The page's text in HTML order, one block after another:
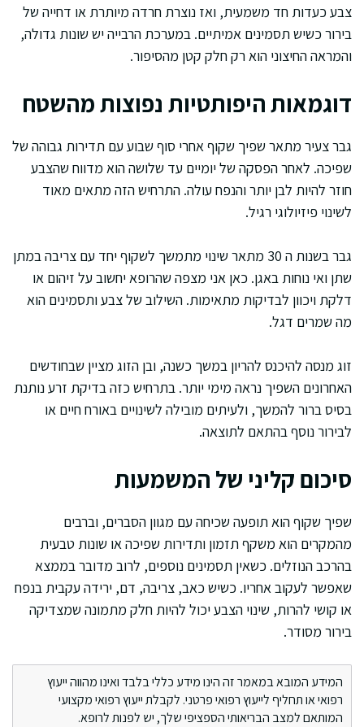
צבע כעדות חד משמעית, ואז נוצרת חרדה מיותרת או דחייה של
בירור כשיש תסמינים אמיתיים. במערכת הרבייה יש שונות גדולה,
והמראה החיצוני הוא רק חלק קטן מהסיפור.
דוגמאות היפותטיות נפוצות מהשטח
גבר צעיר מתאר שפיך שקוף אחרי סוף שבוע עם תדירות גבוהה של
שפיכה. לאחר הפסקה של יומיים עד שלושה הוא מדווח שהצבע
חוזר להיות לבן יותר והנפח עולה. התרחיש הזה מתאים מאוד
לשינוי פיזיולוגי רגיל.
גבר בשנות ה 30 מתאר שינוי מתמשך לשקוף יחד עם צריבה במתן
שתן ואי נוחות באגן. כאן אני מצפה שהרופא יחשוב על זיהום או
דלקת ויכוון לבדיקות מתאימות. השילוב של צבע ותסמינים הוא
מה שמרים דגל.
זוג מנסה להיכנס להריון במשך כשנה, ובן הזוג מציין שבחודשים
האחרונים השפיך נראה מימי יותר. בתרחיש כזה בדיקת זרע נותנת
בסיס ברור להמשך, ולעיתים מובילה לשינויים באורח חיים או
לבירור נוסף בהתאם לתוצאה.
סיכום קליני של המשמעות
שפיך שקוף הוא תופעה שכיחה עם מגוון הסברים, וברבים
מהמקרים הוא משקף תזמון ותדירות שפיכה או שונות טבעית
בהרכב הנוזלים. כשאין תסמינים נוספים, לרוב מדובר בממצא
שאפשר לעקוב אחריו. כשיש כאב, צריבה, דם, ירידה עקבית בנפח
או קושי להרות, שינוי הצבע יכול להיות חלק מתמונה שמצדיקה
בירור מסודר.
המידע המובא במאמר זה הינו מידע כללי בלבד ואינו מהווה ייעוץ
רפואי או תחליף לייעוץ רפואי פרטני. לקבלת ייעוץ רפואי מקצועי
המותאם למצב הבריאותי הספציפי שלך, יש לפנות לרופא.